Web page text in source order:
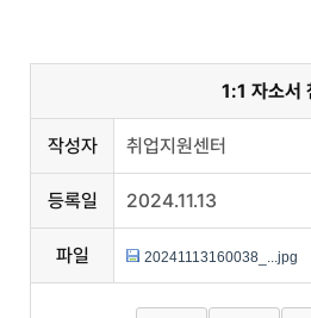
1:1 자소서
작성자 취업지원센터
등록일 2024.11.13
파일 20241113160038_...jpg